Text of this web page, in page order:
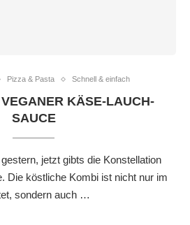
Pizza & Pasta Schnell & einfach
KÄSE-LAUCH-
SAUCE
jetzt gibts die Konstellation
Die köstliche Kombi ist nicht nur im
sondern auch …